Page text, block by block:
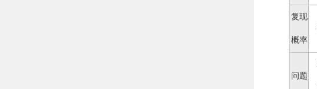
复现
概率
问题